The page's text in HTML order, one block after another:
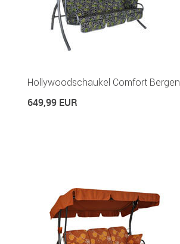
Hollywoodschaukel Comfort Bergen
649,99 EUR